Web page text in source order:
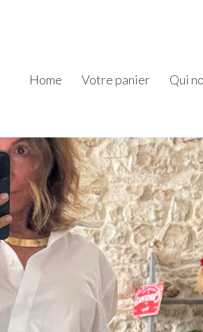
Home Votre panier Qui